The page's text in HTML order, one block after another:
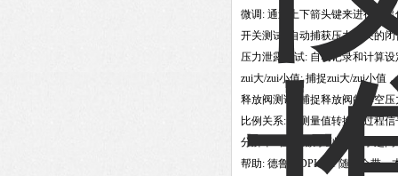
微调: 通过上下箭头键来进行输
开关测试: 自动捕获压力开关的
压力泄露测试: 自动记录和计算
zui大/zui小值: 捕捉zui大/zui小值
释放阀测试: 捕捉释放阀的排空压
比例关系: 将测量值转换成过程
分辨率: 在4位数字到7位数字之
帮助: 德鲁克DPI 611 随机会带